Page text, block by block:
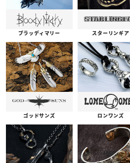
ブラッディマリー スターリンギア
ゴッドサンズ ロンワンズ